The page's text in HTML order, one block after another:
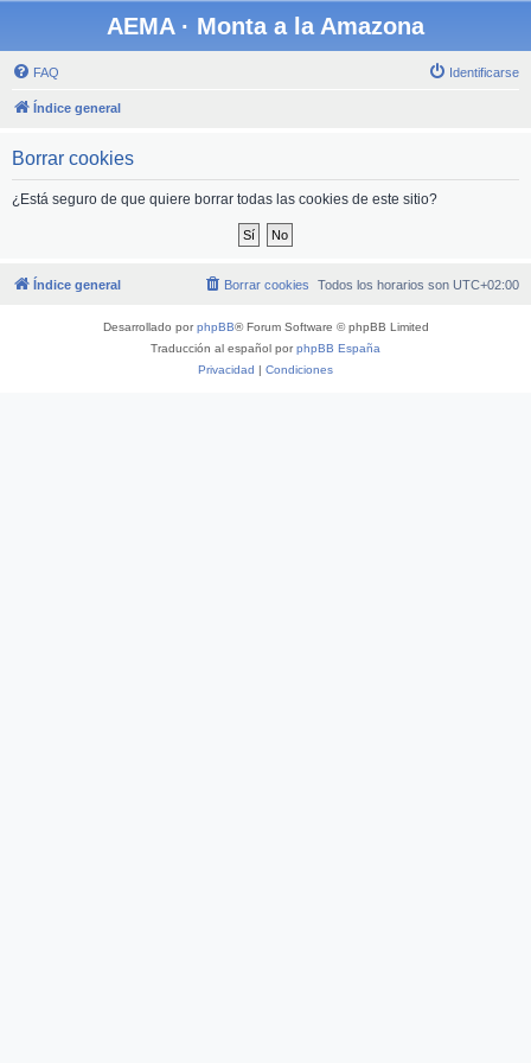
AEMA · Monta a la Amazona
FAQ Identificarse
Índice general
Borrar cookies
¿Está seguro de que quiere borrar todas las cookies de este sitio?
Índice general Todos los horarios son UTC+02:00
Borrar cookies
Desarrollado porphpBB® Forum Software © phpBB Limited
Traducción al español porphpBB España
Privacidad | Condiciones